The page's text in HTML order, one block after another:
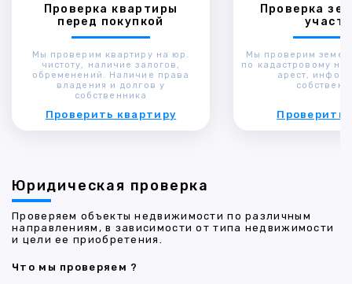
Проверка квартиры
перед покупкой
Мы проверим квартиру на юр.
чистоту, наличие залогов,
обременений. Наличие права
владения и долгов у
собственника
Проверить квартиру
Проверка
Мы проверим
по кадастровому
арест,
Проверить
Юридическая проверка
Проверяем объекты недвижимости по различным
направлениям, в зависимости от типа недвижимости
и цели ее приобретения.
Что мы проверяем ?